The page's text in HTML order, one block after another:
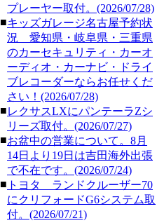
プレーヤー取付。(2026/07/28)
■キッズガレージ名古屋予約状
況 愛知県・岐阜県・三重県
のカーセキュリティ・カーオ
ーディオ・カーナビ・ドライ
ブレコーダーならお任せくだ
さい！(2026/07/28)
■レクサスLXにパンテーラZシ
リーズ取付。(2026/07/27)
■お盆中の営業について。8月
14日より19日は吉田海外出張
で不在です。(2026/07/24)
■ トヨタ ランドクルーザー70
にクリフォードG6システム取
付。(2026/07/21)